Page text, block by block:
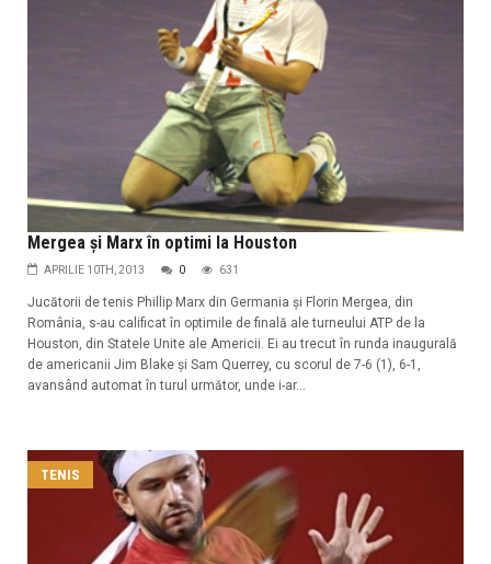
Mergea şi Marx în optimi la Houston
APRILIE 10TH, 2013 0 631
Jucătorii de tenis Phillip Marx din Germania şi Florin Mergea, din
România, s-au calificat în optimile de finală ale turneului ATP de la
Houston, din Statele Unite ale Americii. Ei au trecut în runda inaugurală
de americanii Jim Blake şi Sam Querrey, cu scorul de 7-6 (1), 6-1,
avansând automat în turul următor, unde i-ar...
TENIS